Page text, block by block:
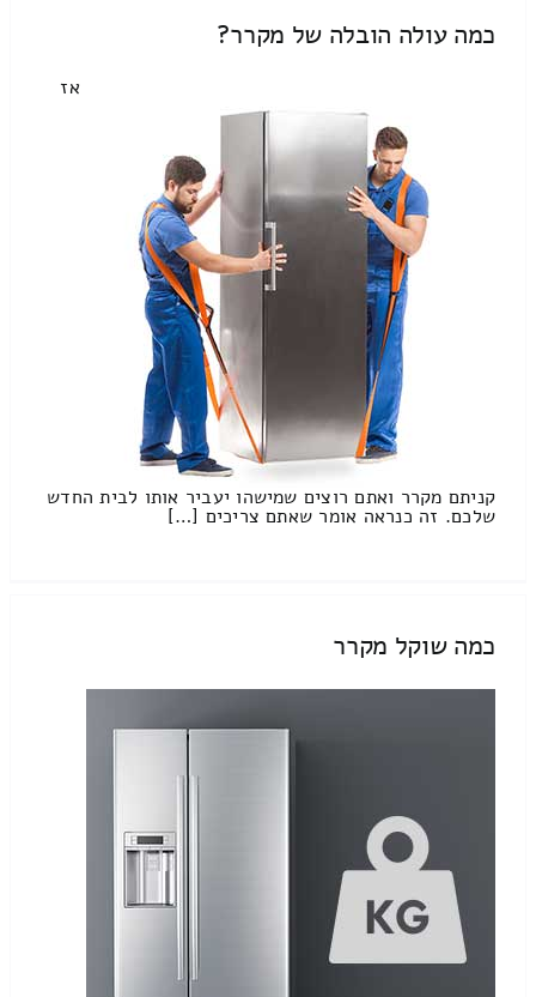
כמה עולה הובלה של מקרר?
אז
קניתם מקרר ואתם רוצים שמישהו יעביר אותו לבית החדש
שלכם. זה כנראה אומר שאתם צריכים […]
כמה שוקל מקרר